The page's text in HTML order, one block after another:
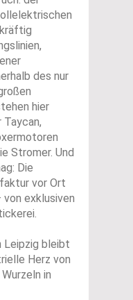
des nur
hier
Taycan,
Stromer. Und
Die
vor Ort
exklusiven
Leipzig bleibt
Herz von
in